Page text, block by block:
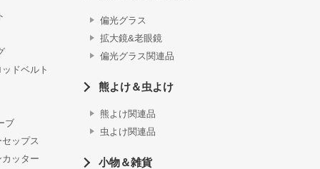
ドベルト
ブ
ップス
ッター
偏光グラス
拡大鏡&老眼鏡
偏光グラス関連品
熊よけ＆虫よけ
熊よけ関連品
虫よけ関連品
小物＆雑貨